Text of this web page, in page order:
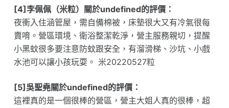
[4]李佩佩（米粒）關於undefined的評價：
夜衝入住涵管屋，需自備棉被，床墊很大又有冷氣很每
賣唷。營區環境、衛浴整潔乾淨，營主服務親切，提醒
小黑蚊很多要注意防蚊跟安全，有溜滑梯、沙坑、小戲
水池可以讓小孩玩耍。 米20220527粒
[5]吳聖堯關於undefined的評價：
這裡真的是一個很棒的營區，營主大姐人真的很棒，超